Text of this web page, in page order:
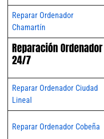
Reparar Ordenador
Chamartín
Reparación Ordenador
24/7
Reparar Ordenador Ciudad
Lineal
Reparar Ordenador Cobeña